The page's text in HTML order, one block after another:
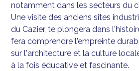
notamment dans les secteurs du
Une visite des anciens sites
du Cazier, te plongera dans
fera comprendre l'empreinte
sur l'architecture et la culture
à la fois éducative et fascinante.